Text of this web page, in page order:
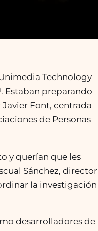
Technology
Estaban preparando
Font, centrada
de Personas
y querían que les
Sánchez, director
la investigación
desarrolladores de